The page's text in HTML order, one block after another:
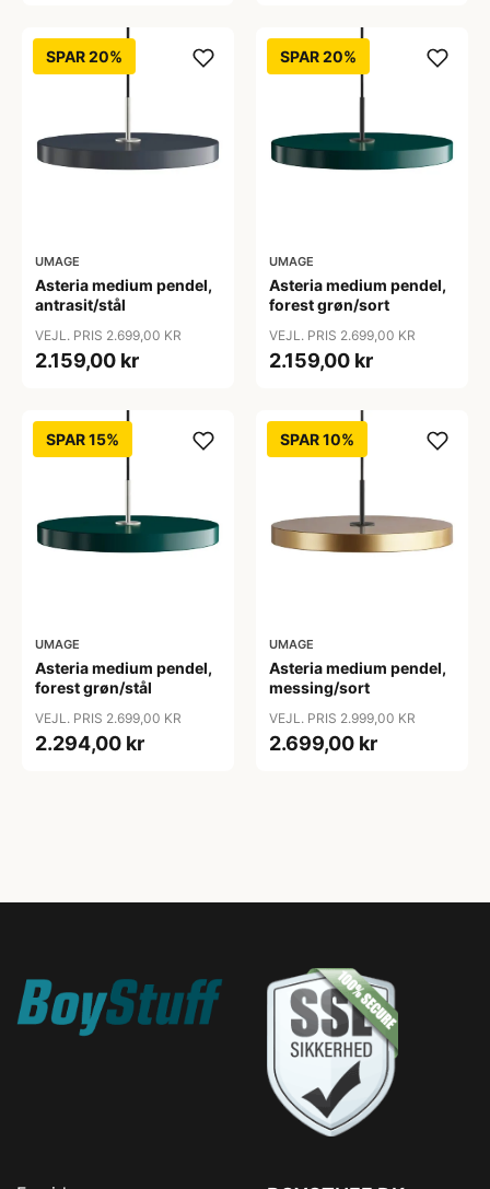
SPAR 20%
UMAGE
Asteria medium pendel,
antrasit/stål
VEJL. PRIS 2.699,00 KR
2.159,00 kr
SPAR 20%
UMAGE
Asteria medium pendel,
forest grøn/sort
VEJL. PRIS 2.699,00 KR
2.159,00 kr
SPAR 15%
UMAGE
Asteria medium pendel,
forest grøn/stål
VEJL. PRIS 2.699,00 KR
2.294,00 kr
SPAR 10%
UMAGE
Asteria medium pendel,
messing/sort
VEJL. PRIS 2.999,00 KR
2.699,00 kr